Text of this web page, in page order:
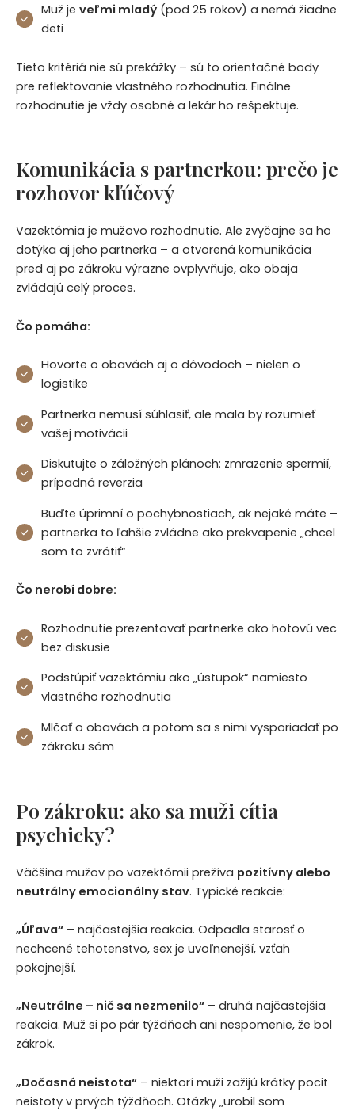
Muž jeveľmi mladý (pod 25 rokov) a nemá žiadne
deti
Tieto kritériá nie sú prekážky – sú to orientačné body
pre reflektovanie vlastného rozhodnutia. Finálne
rozhodnutie je vždy osobné a lekár ho rešpektuje.
Komunikácia s partnerkou: prečo je
rozhovor kľúčový
Vazektómia je mužovo rozhodnutie. Ale zvyčajne sa ho
dotýka aj jeho partnerka – a otvorená komunikácia
pred aj po zákroku výrazne ovplyvňuje, ako obaja
zvládajú celý proces.
Čo pomáha:
Hovorte o obavách aj o dôvodoch – nielen o
logistike
Partnerka nemusí súhlasiť, ale mala by rozumieť
vašej motivácii
Diskutujte o záložných plánoch: zmrazenie spermií,
prípadná reverzia
Buďte úprimní o pochybnostiach, ak nejaké máte –
partnerka to ľahšie zvládne ako prekvapenie „chcel
som to zvrátiť“
Čo nerobí dobre:
Rozhodnutie prezentovať partnerke ako hotovú vec
bez diskusie
Podstúpiť vazektómiu ako „ústupok“ namiesto
vlastného rozhodnutia
Mlčať o obavách a potom sa s nimi vysporiadať po
zákroku sám
Po zákroku: ako sa muži cítia
psychicky?
Väčšina mužov po vazektómii prežíva pozitívny alebo
neutrálny emocionálny stav. Typické reakcie:
„Úľava“ – najčastejšia reakcia. Odpadla starosť o
nechcené tehotenstvo, sex je uvoľnenejší, vzťah
pokojnejší.
„Neutrálne – nič sa nezmenilo“ – druhá najčastejšia
reakcia. Muž si po pár týždňoch ani nespomenie, že bol
zákrok.
„Dočasná neistota“ – niektorí muži zažijú krátky pocit
neistoty v prvých týždňoch. Otázky „urobil som